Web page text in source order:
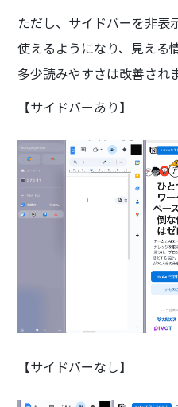
ただし、サイドバーを非表
使えるようになり、見える
多少読みやすさは改善され
【サイドバーあり】
【サイドバーなし】